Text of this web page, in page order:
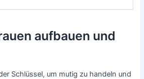
aufbauen und
Schlüssel, um mutig zu handeln und